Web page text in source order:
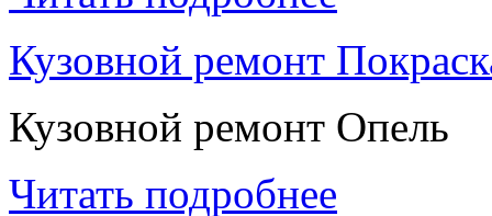
Кузовной ремонт
Кузовной ремонт Опель
Читать подробнее